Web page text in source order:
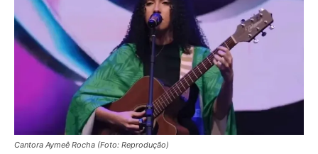
Cantora Aymeê Rocha (Foto: Reprodução)